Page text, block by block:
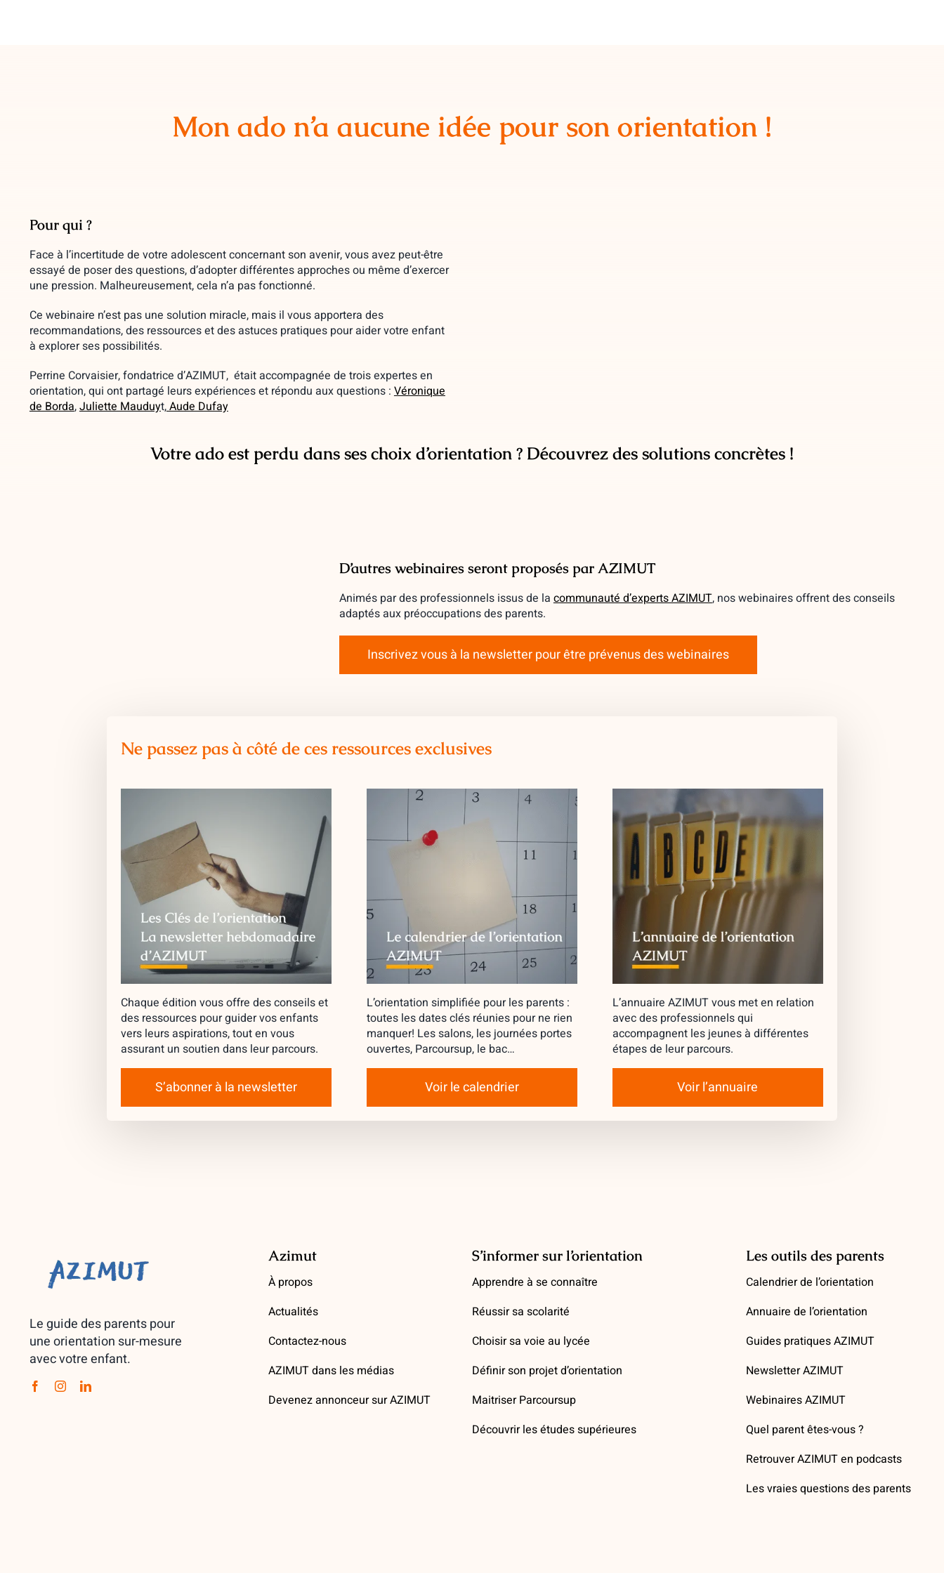
Mon ado n’a aucune idée pour son orientation !
Pour qui ?
Face à l’incertitude de votre adolescent concernant son avenir, vous avez peut-être
essayé de poser des questions, d’adopter différentes approches ou même d’exercer
une pression. Malheureusement, cela n’a pas fonctionné.
Ce webinaire n’est pas une solution miracle, mais il vous apportera des
recommandations, des ressources et des astuces pratiques pour aider votre enfant
à explorer ses possibilités.
Perrine Corvaisier, fondatrice d’AZIMUT, était accompagnée de trois expertes en
orientation, qui ont partagé leurs expériences et répondu aux questions : Véronique
de Borda,Juliette Mauduyt,Aude Dufay
Votre ado est perdu dans ses choix d’orientation ? Découvrez des solutions concrètes !
D’autres webinaires seront proposés par AZIMUT
Animés par des professionnels issus de la communauté d’experts AZIMUT, nos webinaires offrent des conseils
adaptés aux préoccupations des parents.
Inscrivez vous à la newsletter pour être prévenus des webinaires
Ne passez pas à côté de ces ressources exclusives
Chaque édition vous offre des conseils et
des ressources pour guider vos enfants
vers leurs aspirations, tout en vous
assurant un soutien dans leur parcours.
S’abonner à la newsletter
L’orientation simplifiée pour les parents :
toutes les dates clés réunies pour ne rien
manquer! Les salons, les journées portes
ouvertes, Parcoursup, le bac…
Voir le calendrier
L’annuaire AZIMUT vous met en relation
avec des professionnels qui
accompagnent les jeunes à différentes
étapes de leur parcours.
Voir l’annuaire
Le guide des parents pour
une orientation sur-mesure
avec votre enfant.
Azimut
À propos
Actualités
Contactez-nous
AZIMUT dans les médias
Devenez annonceur sur AZIMUT
S’informer sur l’orientation
Apprendre à se connaître
Réussir sa scolarité
Choisir sa voie au lycée
Définir son projet d’orientation
Maitriser Parcoursup
Découvrir les études supérieures
Les outils des parents
Calendrier de l’orientation
Annuaire de l’orientation
Guides pratiques AZIMUT
Newsletter AZIMUT
Webinaires AZIMUT
Quel parent êtes-vous ?
Retrouver AZIMUT en podcasts
Les vraies questions des parents